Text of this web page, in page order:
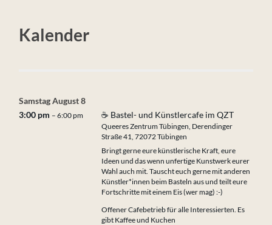
Kalender
Samstag August 8
3:00 pm – 6:00 pm ☕ Bastel- und Künstlercafe im QZT
Queeres Zentrum Tübingen, Derendinger
Straße 41, 72072 Tübingen
Bringt gerne eure künstlerische Kraft, eure
Ideen und das wenn unfertige Kunstwerk eurer
Wahl auch mit. Tauscht euch gerne mit anderen
Künstler*innen beim Basteln aus und teilt eure
Fortschritte mit einem Eis (wer mag) :-)
Offener Cafebetrieb für alle Interessierten. Es
gibt Kaffee und Kuchen